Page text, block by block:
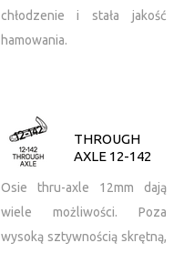
chłodzenie i stała jakość
hamowania.
THROUGH
AXLE 12-142
Osie thru-axle 12mm dają
wiele możliwości. Poza
wysoką sztywnością skrętną,